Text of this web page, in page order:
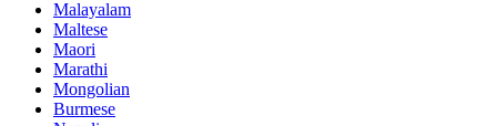
Malayalam
Maltese
Maori
Marathi
Mongolian
Burmese